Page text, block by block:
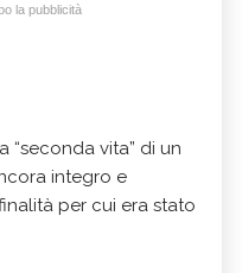
la pubblicità
“seconda vita” di un
integro e
per cui era stato